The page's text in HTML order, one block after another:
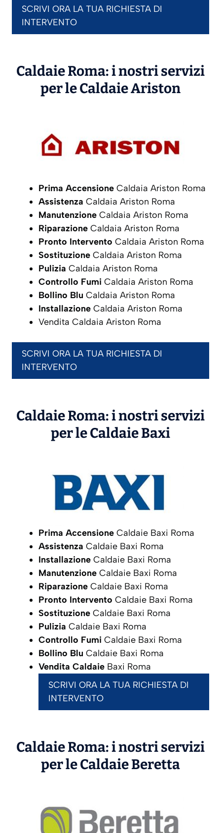
SCRIVI ORA LA TUA RICHIESTA DI
INTERVENTO
Caldaie Roma: i nostri servizi
per le CaldaieAriston
Prima Accensione Caldaia Ariston Roma
Assistenza Caldaia Ariston Roma
Manutenzione Caldaia Ariston Roma
Riparazione Caldaia Ariston Roma
Pronto Intervento Caldaia Ariston Roma
Sostituzione Caldaia Ariston Roma
Pulizia Caldaia Ariston Roma
Controllo Fumi Caldaia Ariston Roma
Bollino Blu Caldaia Ariston Roma
Installazione Caldaia Ariston Roma
Vendita Caldaia Ariston Roma
SCRIVI ORA LA TUA RICHIESTA DI
INTERVENTO
Caldaie Roma: i nostri servizi
per le CaldaieBaxi
Prima Accensione Caldaie Baxi Roma
Assistenza Caldaie Baxi Roma
Installazione Caldaie Baxi Roma
Manutenzione Caldaie Baxi Roma
Riparazione Caldaie Baxi Roma
Pronto Intervento Caldaie Baxi Roma
Sostituzione Caldaie Baxi Roma
Pulizia Caldaie Baxi Roma
Controllo Fumi Caldaie Baxi Roma
Bollino Blu Caldaie Baxi Roma
Vendita Caldaie Baxi Roma
SCRIVI ORA LA TUA RICHIESTA DI
INTERVENTO
Caldaie Roma: i nostri servizi
per le CaldaieBeretta